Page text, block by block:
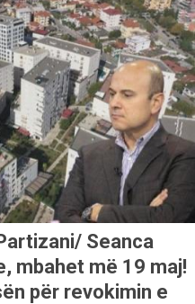
Seanca
mbahet më 19 maj!
për revokimin e